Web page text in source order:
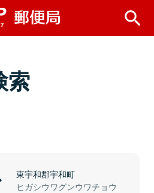
索
東宇和郡宇和町
ヒガシウワグンウワチョウ